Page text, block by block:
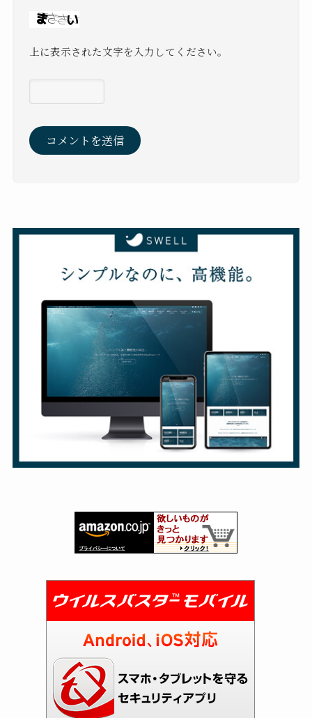
上に表示された文字を入力してください。